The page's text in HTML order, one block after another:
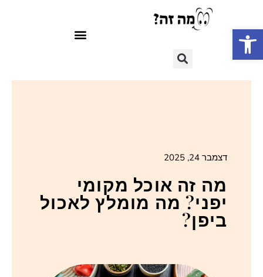
פתח סרגל נגישות
דצמבר 24, 2025
מה זה אוכל מקומי
יפני? מה מומלץ לאכול
ביפן?